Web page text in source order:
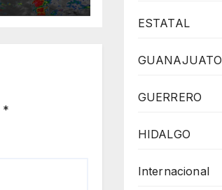
*
ESTATAL
GUANAJUATO
GUERRERO
HIDALGO
Internacional